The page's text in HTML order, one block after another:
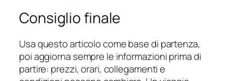
Consiglio finale
Usa questo articolo come base di partenza,
poi aggiorna sempre le informazioni prima di
partire: prezzi, orari, collegamenti e